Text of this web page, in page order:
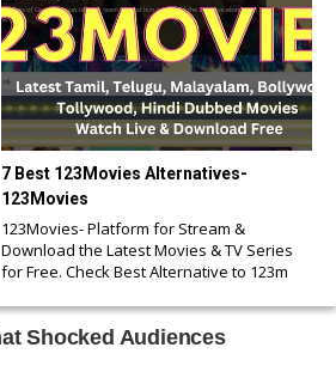
7 Best 123Movies Alternatives-
123Movies
123Movies- Platform for Stream &
Download the Latest Movies & TV Series
for Free. Check Best Alternative to 123m